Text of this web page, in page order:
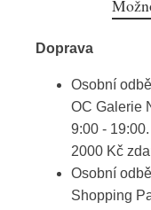
Doprava
Osobní
OC Galerie
9:00 -
2000 Kč
Osobní
Shopping